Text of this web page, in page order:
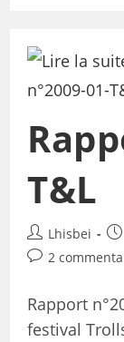
T&L
Lhisbei
2
Rapport
festival